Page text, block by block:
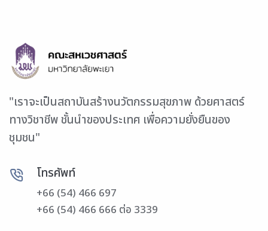
"เราจะเป็นสถาบันสร้างนวัตกรรมสุขภาพ ด้วยศาสตร์
ทางวิชาชีพ ชั้นนำของประเทศ เพื่อความยั่งยืนของ
ชุมชน"
โทรศัพท์
+66 (54) 466 697
+66 (54) 466 666 ต่อ 3339